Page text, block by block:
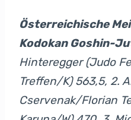
Österreichische
Kodokan Goshin-
Hinteregger (Judo
Treffen/K) 563,5, 2.
Cservenak/Florian